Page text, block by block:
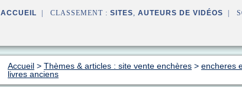
ACCUEIL | CLASSEMENT : SITES, AUTEURS DE VIDÉOS |
Accueil > Thèmes & articles : site vente enchères > encheres
livres anciens